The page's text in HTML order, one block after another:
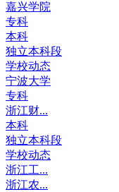
嘉兴学院
专科
本科
独立本科段
学校动态
宁波大学
专科
浙江财...
本科
独立本科段
学校动态
浙江工...
浙江农...